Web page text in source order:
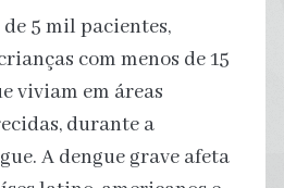
5 mil pacientes,
com menos de 15
viviam em áreas
durante a
A dengue grave afeta